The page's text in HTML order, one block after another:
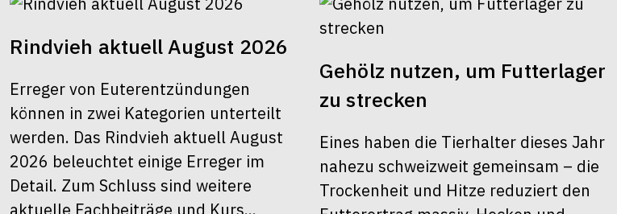
Rindvieh aktuell August 2026
Erreger von Euterentzündungen
können in zwei Kategorien unterteilt
werden. Das Rindvieh aktuell August
2026 beleuchtet einige Erreger im
Detail. Zum Schluss sind weitere
Gehölz nutzen, um Futterlager
zu strecken
Eines haben die Tierhalter dieses Jahr
nahezu schweizweit gemeinsam – die
Trockenheit und Hitze reduziert den